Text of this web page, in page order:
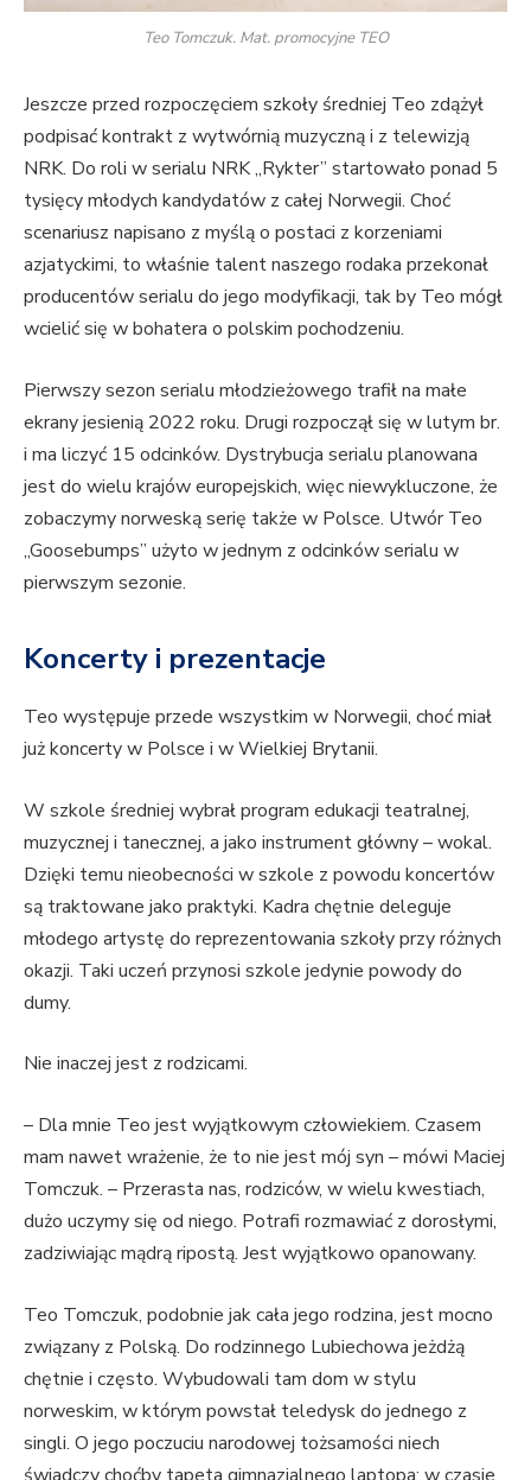
Teo Tomczuk. Mat. promocyjne TEO
Jeszcze przed rozpoczęciem szkoły średniej Teo zdążył
podpisać kontrakt z wytwórnią muzyczną i z telewizją
NRK. Do roli w serialu NRK „Rykter” startowało ponad 5
tysięcy młodych kandydatów z całej Norwegii. Choć
scenariusz napisano z myślą o postaci z korzeniami
azjatyckimi, to właśnie talent naszego rodaka przekonał
producentów serialu do jego modyfikacji, tak by Teo mógł
wcielić się w bohatera o polskim pochodzeniu.
Pierwszy sezon serialu młodzieżowego trafił na małe
ekrany jesienią 2022 roku. Drugi rozpoczął się w lutym br.
i ma liczyć 15 odcinków. Dystrybucja serialu planowana
jest do wielu krajów europejskich, więc niewykluczone, że
zobaczymy norweską serię także w Polsce. Utwór Teo
„Goosebumps” użyto w jednym z odcinków serialu w
pierwszym sezonie.
Koncerty i prezentacje
Teo występuje przede wszystkim w Norwegii, choć miał
już koncerty w Polsce i w Wielkiej Brytanii.
W szkole średniej wybrał program edukacji teatralnej,
muzycznej i tanecznej, a jako instrument główny – wokal.
Dzięki temu nieobecności w szkole z powodu koncertów
są traktowane jako praktyki. Kadra chętnie deleguje
młodego artystę do reprezentowania szkoły przy różnych
okazji. Taki uczeń przynosi szkole jedynie powody do
dumy.
Nie inaczej jest z rodzicami.
– Dla mnie Teo jest wyjątkowym człowiekiem. Czasem
mam nawet wrażenie, że to nie jest mój syn – mówi Maciej
Tomczuk. – Przerasta nas, rodziców, w wielu kwestiach,
dużo uczymy się od niego. Potrafi rozmawiać z dorosłymi,
zadziwiając mądrą ripostą. Jest wyjątkowo opanowany.
Teo Tomczuk, podobnie jak cała jego rodzina, jest mocno
związany z Polską. Do rodzinnego Lubiechowa jeżdżą
chętnie i często. Wybudowali tam dom w stylu
norweskim, w którym powstał teledysk do jednego z
singli. O jego poczuciu narodowej tożsamości niech